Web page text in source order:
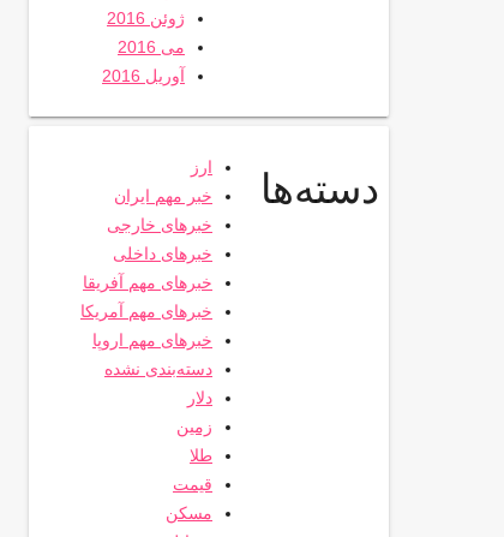
ژوئن 2016
می 2016
آوریل 2016
دسته‌ها
ارز
خبر مهم ایران
خبرهای خارجی
خبرهای داخلی
خبرهای مهم آفریقا
خبرهای مهم آمریکا
خبرهای مهم اروپا
دسته‌بندی نشده
دلار
زمین
طلا
قیمت
مسکن